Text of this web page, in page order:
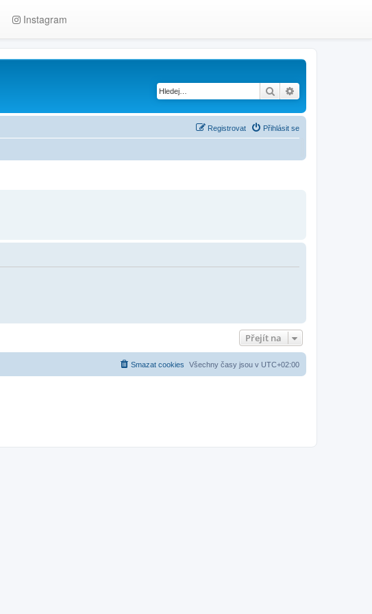
Instagram
Hledat
Přihlásit se
Registrovat
Přejít na
Všechny časy jsou v UTC+02:00
Smazat cookies